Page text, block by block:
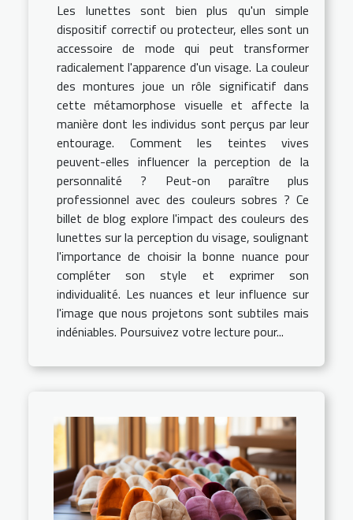
Les lunettes sont bien plus qu'un simple
dispositif correctif ou protecteur, elles sont un
accessoire de mode qui peut transformer
radicalement l'apparence d'un visage. La couleur
des montures joue un rôle significatif dans
cette métamorphose visuelle et affecte la
manière dont les individus sont perçus par leur
entourage. Comment les teintes vives
peuvent-elles influencer la perception de la
personnalité ? Peut-on paraître plus
professionnel avec des couleurs sobres ? Ce
billet de blog explore l'impact des couleurs des
lunettes sur la perception du visage, soulignant
l'importance de choisir la bonne nuance pour
compléter son style et exprimer son
individualité. Les nuances et leur influence sur
l'image que nous projetons sont subtiles mais
indéniables. Poursuivez votre lecture pour...